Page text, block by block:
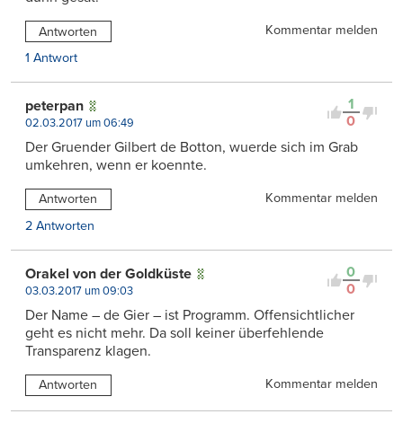
Antworten
Kommentar melden
1 Antwort
1
0
peterpan
02.03.2017 um 06:49
Der Gruender Gilbert de Botton, wuerde sich im Grab
umkehren, wenn er koennte.
Antworten
Kommentar melden
2 Antworten
0
0
Orakel von der Goldküste
03.03.2017 um 09:03
Der Name – de Gier – ist Programm. Offensichtlicher
geht es nicht mehr. Da soll keiner überfehlende
Transparenz klagen.
Antworten Kommentar melden